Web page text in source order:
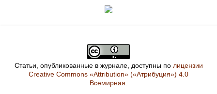
Статьи, опубликованные в журнале, доступны по лицензии
Creative Commons «Attribution» («Атрибуция») 4.0
Всемирная